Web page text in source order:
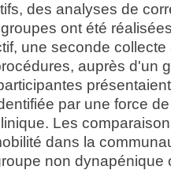
des analyses de
ont été
une seconde
auprès d'un
par une force
Les
dans la
non dynapénique